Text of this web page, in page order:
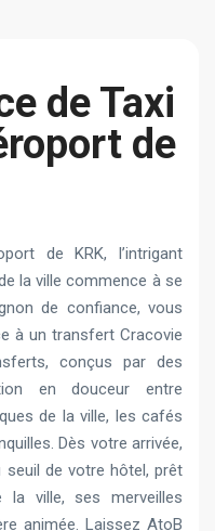
de Taxi
de
de KRK, l’intrigant
la ville commence à se
de confiance, vous
à un transfert Cracovie
conçus par des
en douceur entre
de la ville, les cafés
Dès votre arrivée,
seuil de votre hôtel, prêt
la ville, ses merveilles
animée. Laissez AtoB